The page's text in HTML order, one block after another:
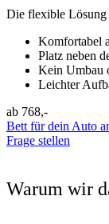
Die flexible Lösung
Komfortabel
Platz neben
Kein Umbau
Leichter
ab 768,-
Bett für dein Auto
Frage stellen
Warum wir